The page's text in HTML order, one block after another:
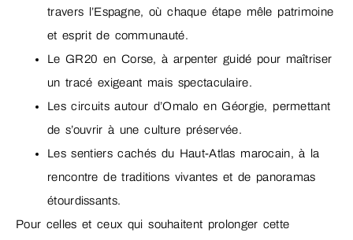
travers l’Espagne, où chaque étape mêle patrimoine
et esprit de communauté.
Le GR20 en Corse, à arpenter guidé pour maîtriser
un tracé exigeant mais spectaculaire.
Les circuits autour d’Omalo en Géorgie, permettant
de s’ouvrir à une culture préservée.
Les sentiers cachés du Haut-Atlas marocain, à la
rencontre de traditions vivantes et de panoramas
étourdissants.
Pour celles et ceux qui souhaitent prolonger cette